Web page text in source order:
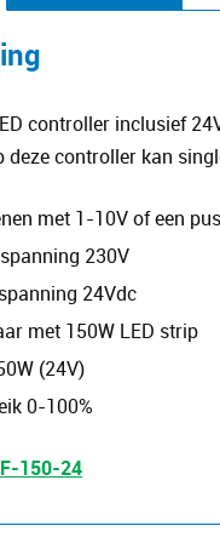
controller inclusief
deze controller kan
met 1-10V of een
230V
24Vdc
met 150W LED strip
(24V)
0-100%
150-24